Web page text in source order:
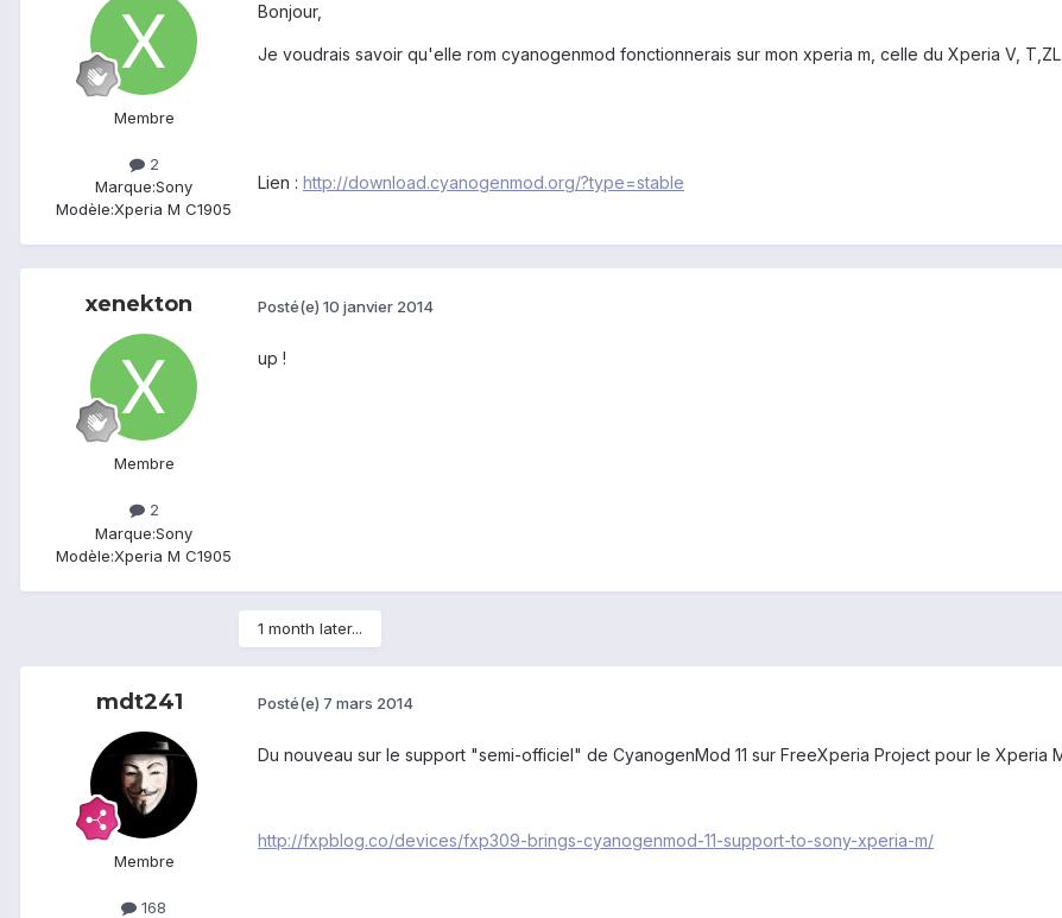
Membre
2
Marque:Sony
Modèle:Xperia M C1905
Bonjour,
Je voudrais savoir qu'elle rom cyanogenmod fonctionnerais sur mon xperia m, celle du Xperia V,
Lien : http://download.cyanogenmod.org/?type=stable
xenekton
Membre
2
Marque:Sony
Modèle:Xperia M C1905
Posté(e) 10 janvier 2014
up !
1 month later...
mdt241
Membre
168
Posté(e) 7 mars 2014
Du nouveau sur le support "semi-officiel" de CyanogenMod 11 sur FreeXperia Project pour le Xperia
http://fxpblog.co/devices/fxp309-brings-cyanogenmod-11-support-to-sony-xperia-m/